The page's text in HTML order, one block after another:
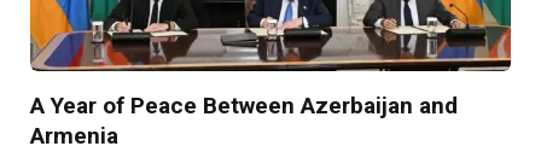
A Year of Peace Between Azerbaijan and
Armenia